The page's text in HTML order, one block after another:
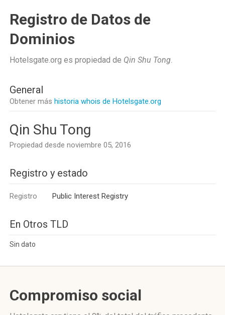
Registro de Datos de
Dominios
Hotelsgate.org es propiedad de Qin Shu Tong.
General
Obtener más historia whois de Hotelsgate.org
Qin Shu Tong
Propiedad desde noviembre 05, 2016
Registro y estado
Registro Public Interest Registry
En Otros TLD
Sin dato
Compromiso social